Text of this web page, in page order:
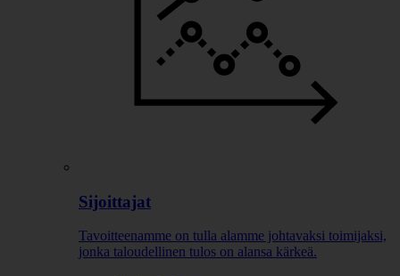
Sijoittajat
Tavoitteenamme on tulla alamme johtavaksi toimijaksi,
jonka taloudellinen tulos on alansa kärkeä.